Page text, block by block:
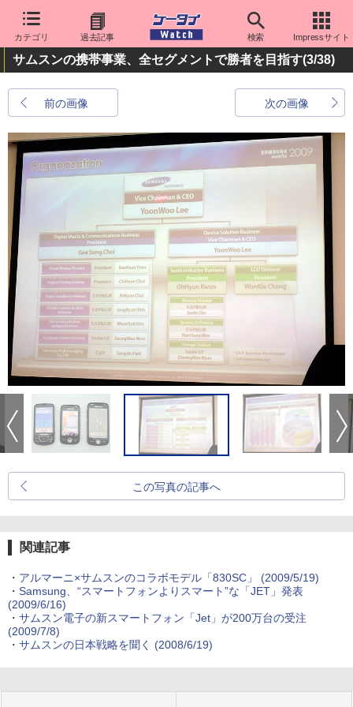
カテゴリ 過去記事 検索 Impressサイト
サムスンの携帯事業、全セグメントで勝者を目指す(3/38)
前の画像 次の画像
この写真の記事へ
関連記事
・ アルマーニ×サムスンのコラボモデル「830SC」
(2009/5/19)
・ Samsung、“スマートフォンよりスマート”な「JET」発表
(2009/6/16)
・ サムスン電子の新スマートフォン「Jet」が200万台の受注
(2009/7/8)
・ サムスンの日本戦略を聞く (2008/6/19)